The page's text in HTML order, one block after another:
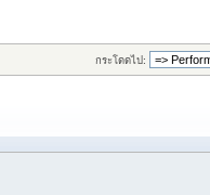
กระโดดไป: